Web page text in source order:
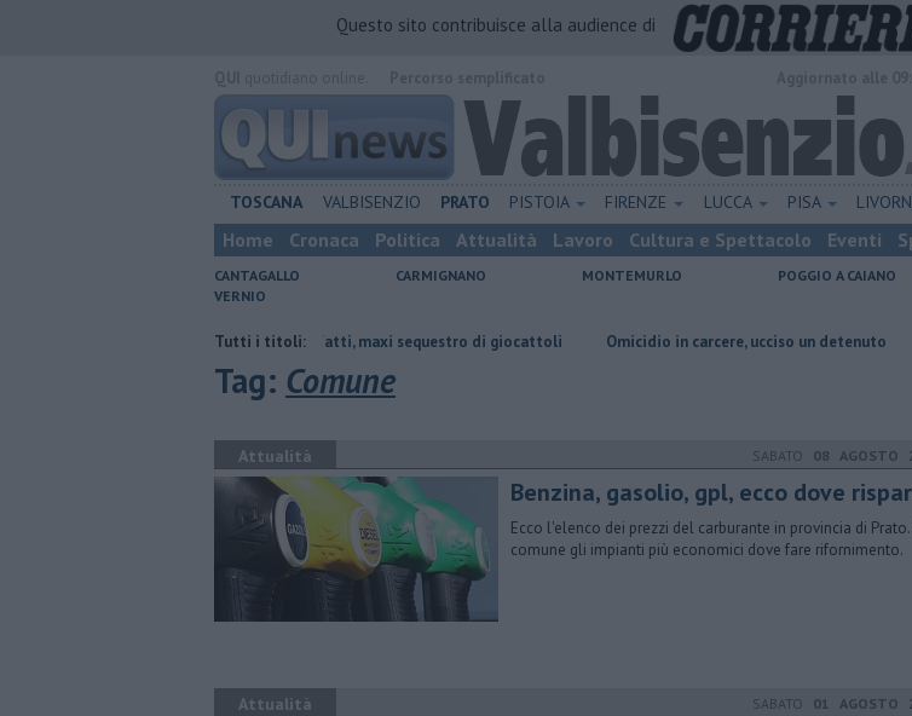
Questo sito contribuisce alla audience di
TOSCANA VALBISENZIO PRATO PISTOIA FIRENZE LUCCA PISA
Home Cronaca Politica Attualità Lavoro Cultura e Spettacolo Eventi
CANTAGALLO CARMIGNANO MONTEMURLO POGGIO A CAIANO
VERNIO
Tutti i titoli:
Marchi contraffatti, maxi sequestro di giocattoli Omicidio in carcere, ucciso un detenuto Anche
Tag: Comune
Attualità SABATO 08 AGOSTO
​Benzina, gasolio, gpl, ecco dove
Ecco l'elenco dei prezzi del carburante in provincia di
comune gli impianti più economici dove fare rifornimento.
Attualità SABATO 01 AGOSTO